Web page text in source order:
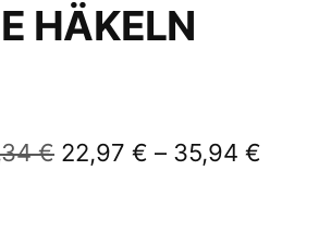
HÄKELN
€ 22,97 € – 35,94 €